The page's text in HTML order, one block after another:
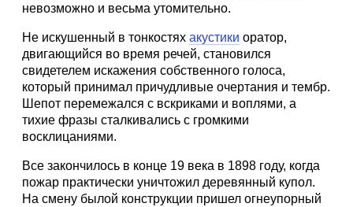
невозможно и весьма утомительно.
Не искушенный в тонкостях акустики оратор,
двигающийся во время речей, становился
свидетелем искажения собственного голоса,
который принимал причудливые очертания и тембр.
Шепот перемежался с вскриками и воплями, а
тихие фразы сталкивались с громкими
восклицаниями.
Все закончилось в конце 19 века в 1898 году, когда
пожар практически уничтожил деревянный купол.
На смену былой конструкции пришел огнеупорный